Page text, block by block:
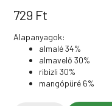
729 Ft
Alapanyagok:
almalé 34%
almavelő 30%
ribizli 30%
mangópüré 6%